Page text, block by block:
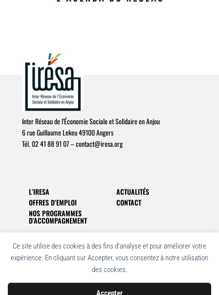
Ce site utilise des cookies à des fins d’analyse et pour améliorer votre
expérience. En cliquant sur Accepter, vous consentez à notre utilisation
des cookies.
Accepter
Inter Réseau de l’Économie Sociale et Solidaire en Anjou
6 rue Guillaume Lekeu 49100 Angers
Tél. 02 41 88 91 07 –contact@iresa.org
L’IRESA
ACTUALITÉS
OFFRES D’EMPLOI
CONTACT
NOS PROGRAMMES
D’ACCOMPAGNEMENT